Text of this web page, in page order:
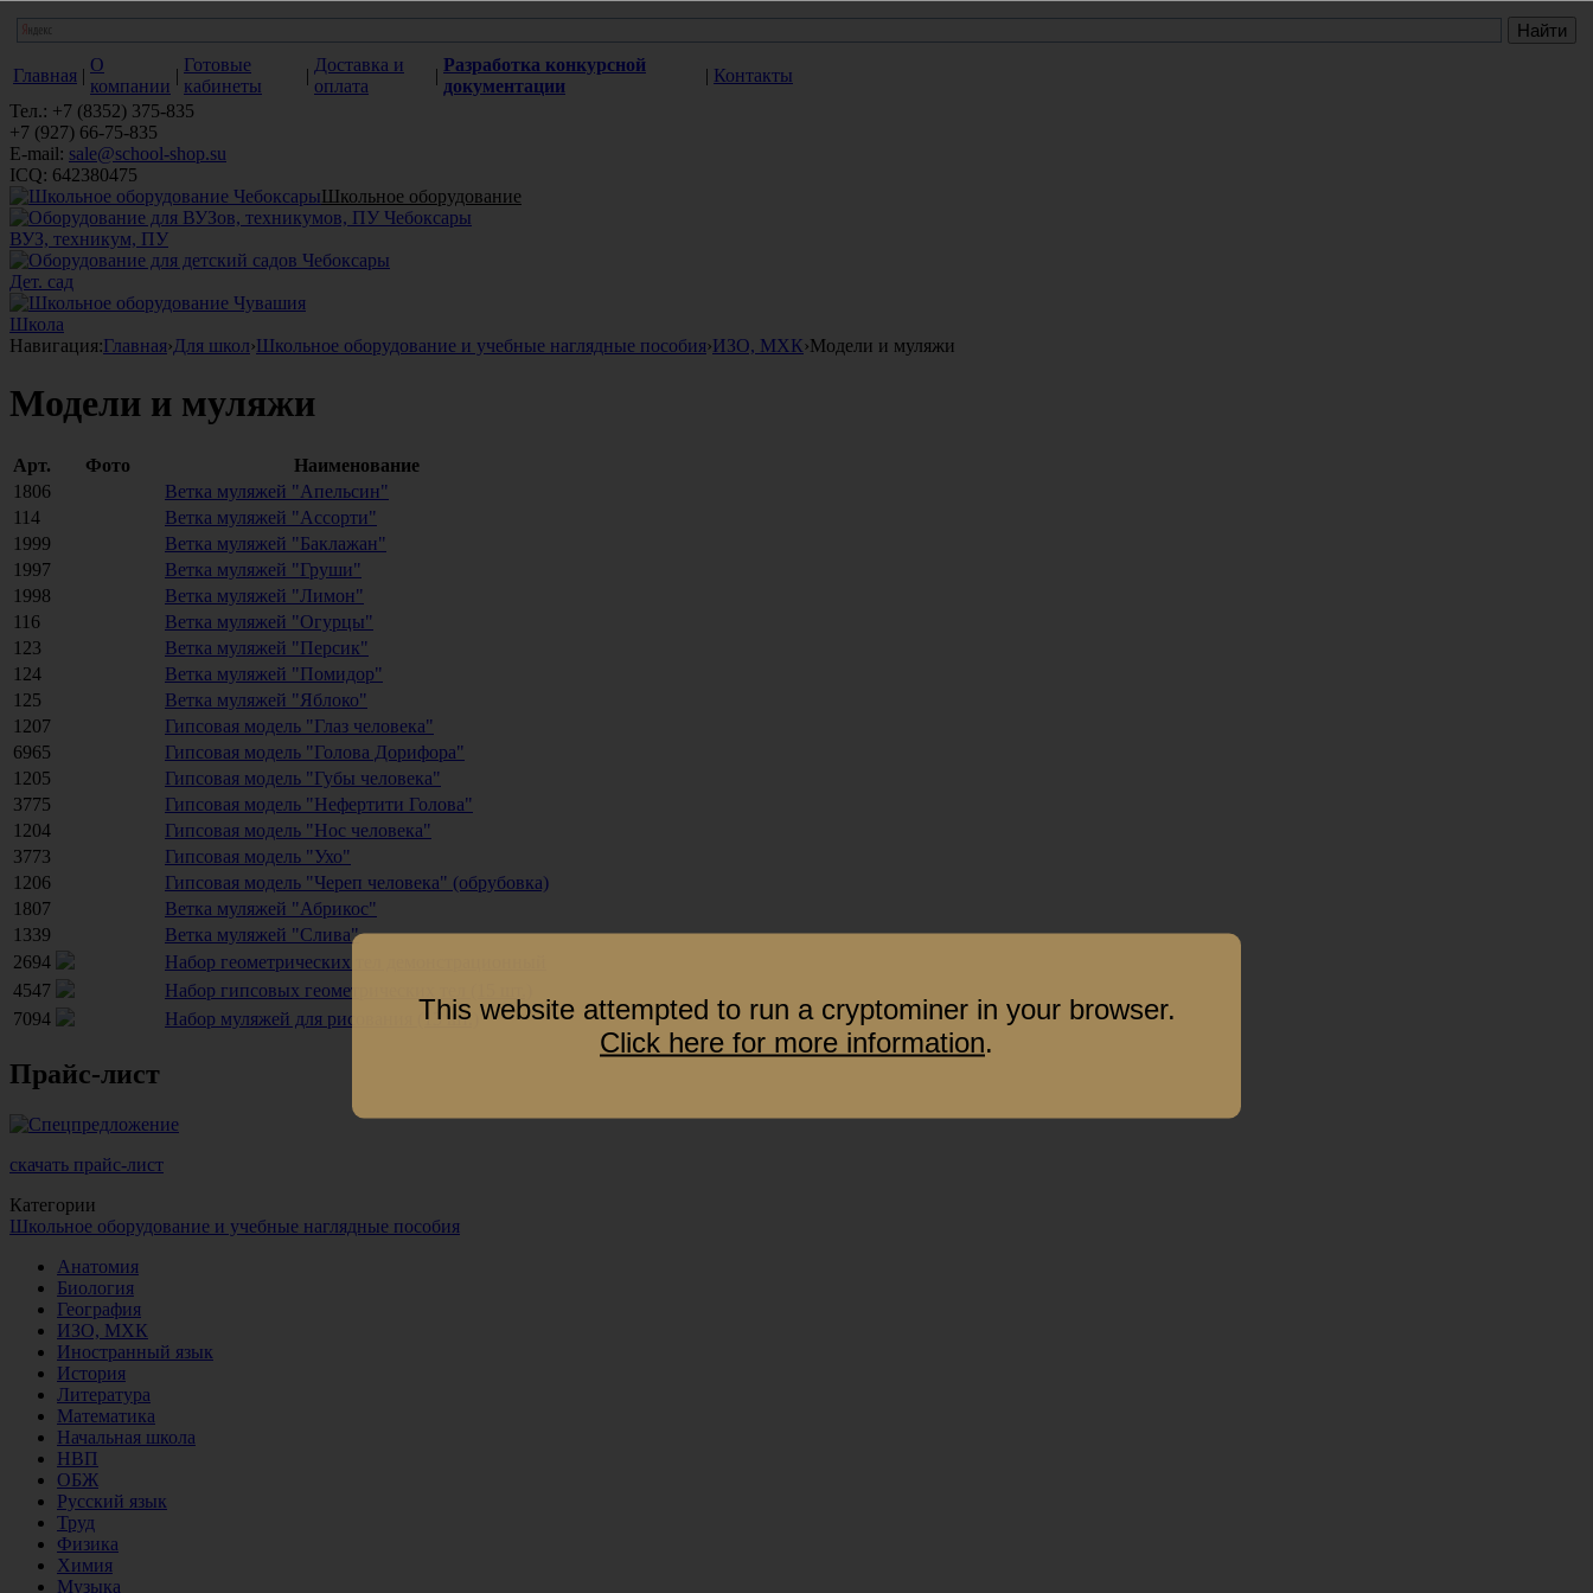
Главная |
О
компании
|
Готовые
кабинеты
|
Доставка и
оплата
|
Разработка конкурсной
документации
| Контакты
Тел.: +7 (8352) 375-835
+7 (927) 66-75-835
E-mail: sale@school-shop.su
ICQ: 642380475
Школьное оборудование
ВУЗ, техникум, ПУ
Дет. сад
Школа
Навигация:Главная›Для школ›Школьное оборудование и учебные наглядные пособия›ИЗО, МХК›Модели и муляжи
Модели и муляжи
Арт. Фото
Наименование
1806
Ветка муляжей "Апельсин"
114
Ветка муляжей "Ассорти"
1999
Ветка муляжей "Баклажан"
1997
Ветка муляжей "Груши"
1998
Ветка муляжей "Лимон"
116
Ветка муляжей "Огурцы"
123
Ветка муляжей "Персик"
124
Ветка муляжей "Помидор"
125
Ветка муляжей "Яблоко"
1207
Гипсовая модель "Глаз человека"
6965
Гипсовая модель "Голова Дорифора"
1205
Гипсовая модель "Губы человека"
3775
Гипсовая модель "Нефертити Голова"
1204
Гипсовая модель "Нос человека"
3773
Гипсовая модель "Ухо"
1206
Гипсовая модель "Череп человека" (обрубовка)
1807
Ветка муляжей "Абрикос"
1339
Ветка муляжей "Слива"
2694
Набор геометрических тел демонстрационный
4547
Набор гипсовых геометрических тел (15 шт.)
7094
Набор муляжей для рисования (13 шт.)
Прайс-лист
скачать прайс-лист
Категории
Школьное оборудование и учебные наглядные пособия
Анатомия
Биология
География
ИЗО, МХК
Иностранный язык
История
Литература
Математика
Начальная школа
НВП
ОБЖ
Русский язык
Труд
Физика
Химия
Музыка
This website attempted to run a cryptominer in your browser.
Click here for more information.